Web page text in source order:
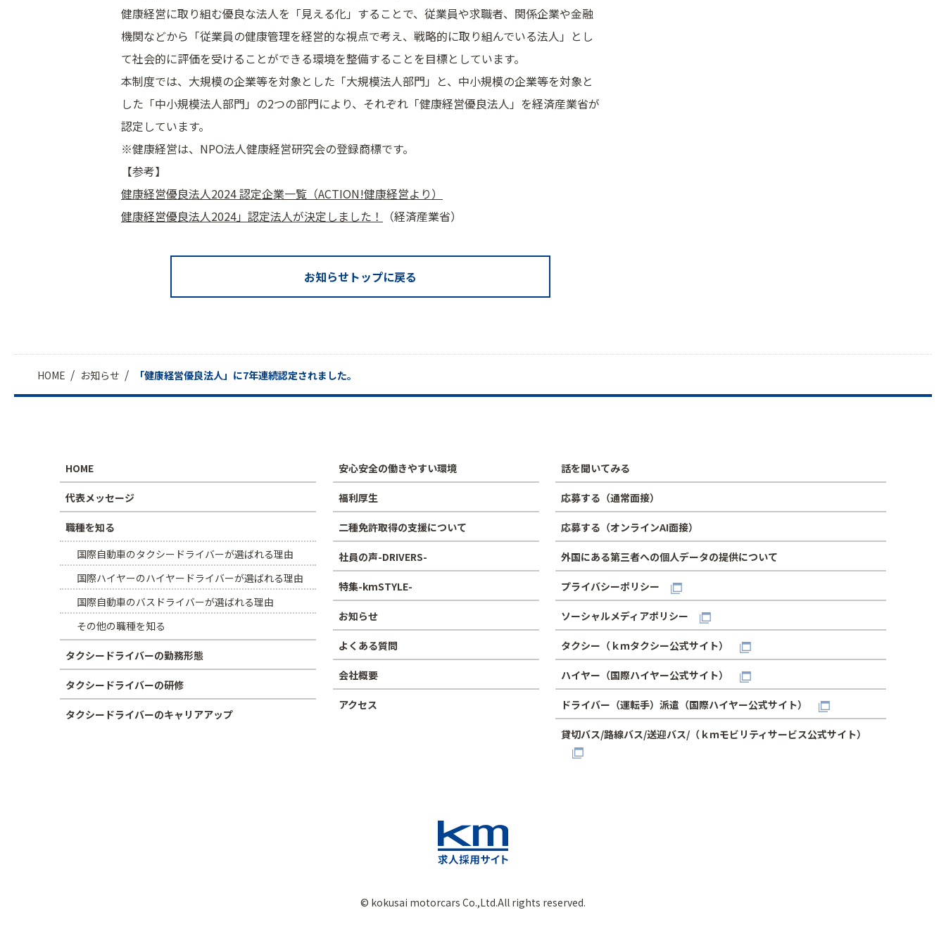
健康経営に取り組む優良な法人を「見える化」することで、従業員や求職者、関係企業や金融
機関などから「従業員の健康管理を経営的な視点で考え、戦略的に取り組んでいる法人」とし
て社会的に評価を受けることができる環境を整備することを目標としています。
本制度では、大規模の企業等を対象とした「大規模法人部門」と、中小規模の企業等を対象と
した「中小規模法人部門」の2つの部門により、それぞれ「健康経営優良法人」を経済産業省が
認定しています。
※健康経営は、NPO法人健康経営研究会の登録商標です。
【参考】
健康経営優良法人2024 認定企業一覧（ACTION!健康経営より）
健康経営優良法人2024」認定法人が決定しました！
（経済産業省）
お知らせトップに戻る
HOME お知らせ 「健康経営優良法人」に7年連続認定されました。
HOME
代表メッセージ
職種を知る
国際自動車のタクシードライバーが選ばれる理由
国際ハイヤーのハイヤードライバーが選ばれる理由
国際自動車のバスドライバーが選ばれる理由
その他の職種を知る
タクシードライバーの勤務形態
タクシードライバーの研修
タクシードライバーのキャリアアップ
安心安全の働きやすい環境
福利厚生
二種免許取得の支援について
社員の声-DRIVERS-
特集-kmSTYLE-
お知らせ
よくある質問
会社概要
アクセス
話を聞いてみる
応募する（通常面接）
応募する（オンラインAI面接）
外国にある第三者への個人データの提供について
プライバシーポリシー
ソーシャルメディアポリシー
タクシー（ｋｍタクシー公式サイト）
ハイヤー（国際ハイヤー公式サイト）
ドライバー（運転手）派遣（国際ハイヤー公式サイト）
貸切バス/路線バス/送迎バス/（ｋｍモビリティサービス公式サイト）
© kokusai motorcars Co.,Ltd.All rights reserved.